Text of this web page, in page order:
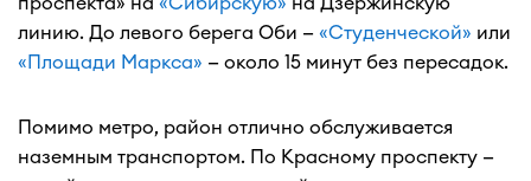
линию. До левого берега Оби — «Студенческой» или
«Площади Маркса» — около 15 минут без пересадок.
Помимо метро, район отлично обслуживается
наземным транспортом. По Красному проспекту —